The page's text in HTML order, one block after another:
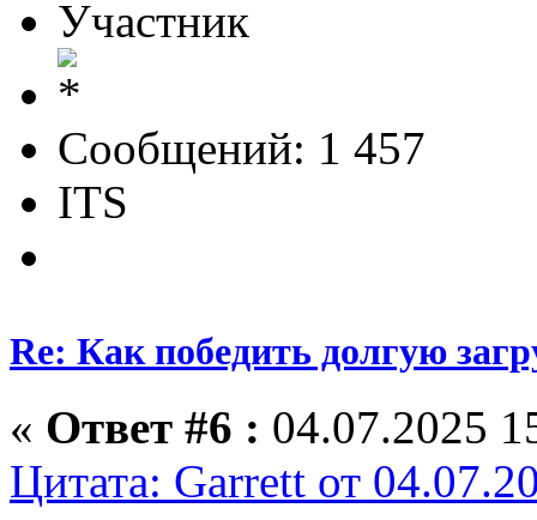
Участник
Сообщений: 1 457
ITS
Re: Как победить долгую
« Ответ #6 : 04.07.2025
Цитата: Garrett от